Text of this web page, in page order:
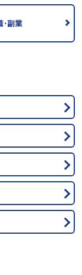
･副業